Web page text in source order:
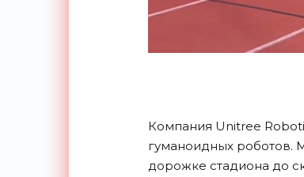
Компания Unitree
гуманоидных роботов.
дорожке стадиона до